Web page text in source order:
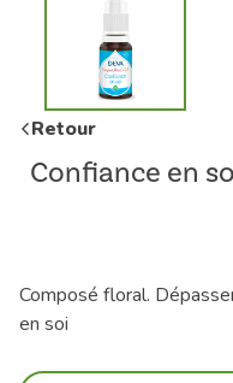
Retour
Confiance en
Composé floral.
en soi